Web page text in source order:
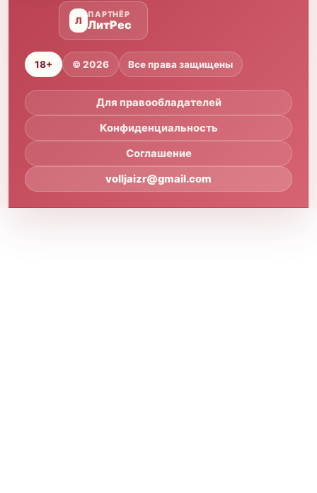
Л
ПАРТНЁР
ЛитРес
18+ © 2026 Все права защищены
Для правообладателей
Конфиденциальность
Соглашение
volljaizr@gmail.com